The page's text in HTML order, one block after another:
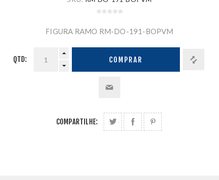
FIGURA RAMO RM-DO-191-BOPVM
QTD: COMPRAR
COMPARTILHE: